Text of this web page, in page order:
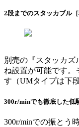
2段までのスタッカブル［
別売の『スタッカズ
ね設置が可能です。
す（UMタイプは下
300r/minでも徹底した低
300r/minでの振とう